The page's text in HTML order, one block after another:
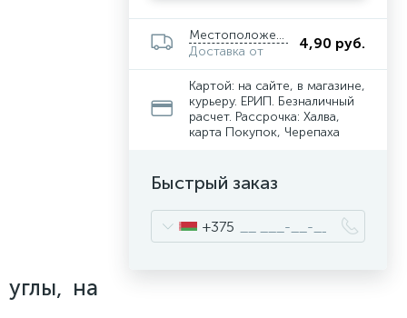
на
Местоположение
Доставка от
4,90 руб.
Картой: на сайте, в магазине,
курьеру. ЕРИП. Безналичный
расчет. Рассрочка: Халва,
карта Покупок, Черепаха
Быстрый заказ
+375